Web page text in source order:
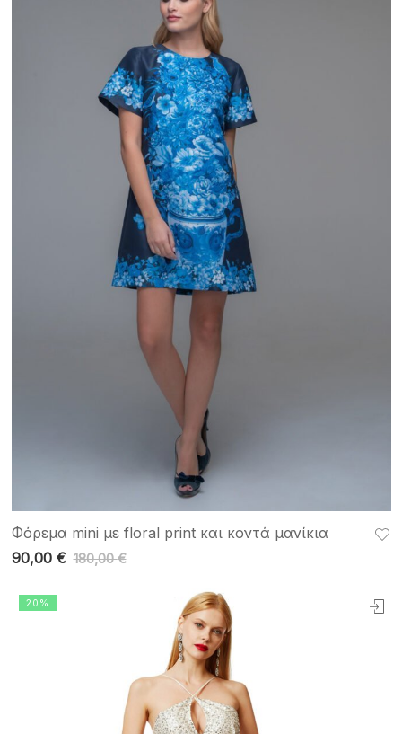
Φόρεμα mini με floral print και κοντά μανίκια
180,00€
90,00 €
20%